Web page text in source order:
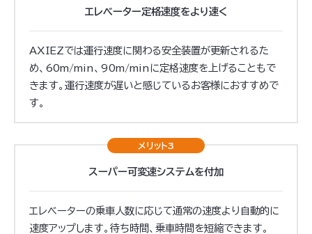
エレベーター定格速度をより速く
AXIEZでは運行速度に関わる安全装置が更新されるた
め、60m/min、90m/minに定格速度を上げることもで
きます。運行速度が遅いと感じているお客様におすすめで
す。
メリット3
スーパー可変速システムを付加
エレベーターの乗車人数に応じて通常の速度より自動的に
速度アップします。待ち時間、乗車時間を短縮できます。